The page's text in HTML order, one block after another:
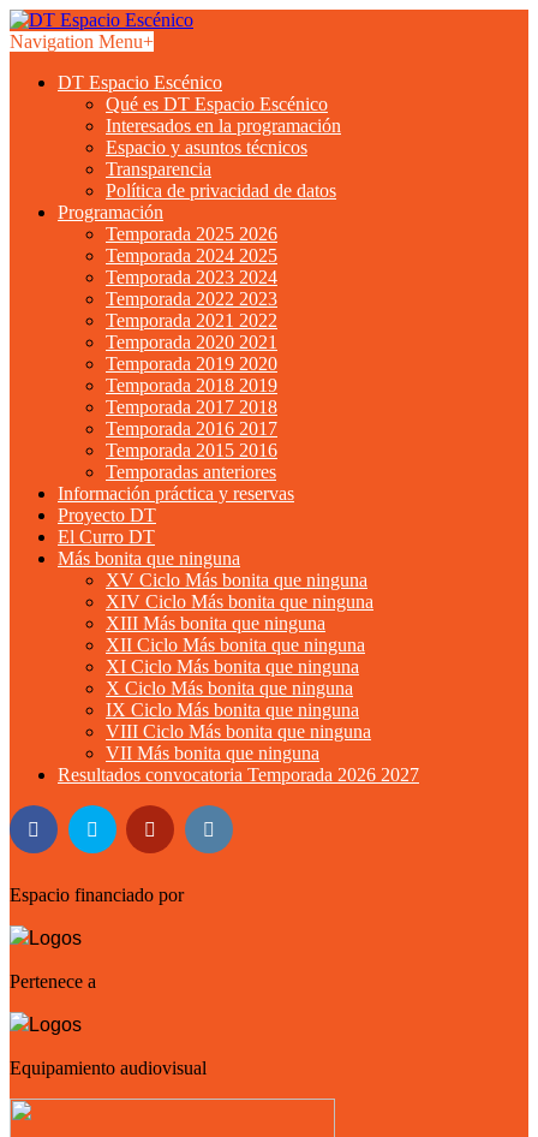
Navigation Menu+
DT Espacio Escénico
Qué es DT Espacio Escénico
Interesados en la programación
Espacio y asuntos técnicos
Transparencia
Política de privacidad de datos
Programación
Temporada 2025 2026
Temporada 2024 2025
Temporada 2023 2024
Temporada 2022 2023
Temporada 2021 2022
Temporada 2020 2021
Temporada 2019 2020
Temporada 2018 2019
Temporada 2017 2018
Temporada 2016 2017
Temporada 2015 2016
Temporadas anteriores
Información práctica y reservas
Proyecto DT
El Curro DT
Más bonita que ninguna
XV Ciclo Más bonita que ninguna
XIV Ciclo Más bonita que ninguna
XIII Más bonita que ninguna
XII Ciclo Más bonita que ninguna
XI Ciclo Más bonita que ninguna
X Ciclo Más bonita que ninguna
IX Ciclo Más bonita que ninguna
VIII Ciclo Más bonita que ninguna
VII Más bonita que ninguna
Resultados convocatoria Temporada 2026 2027
Espacio financiado por
Pertenece a
Equipamiento audiovisual